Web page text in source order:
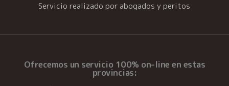
Servicio realizado por abogados y peritos
Ofrecemos un servicio 100% on-line en estas
provincias: